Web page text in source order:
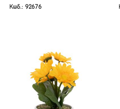
ΓΛΑΣΤΡΑΚΙ 20,5ΕΚ
ΓΛΑΣΤΡΑΚΙ 20,5ΕΚ
Κωδ.: 92676